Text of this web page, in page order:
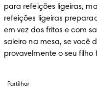
para refeições ligeiras,
refeições ligeiras
em vez dos fritos e com
saleiro na mesa, se você
provavelmente o seu filho
Partilhar